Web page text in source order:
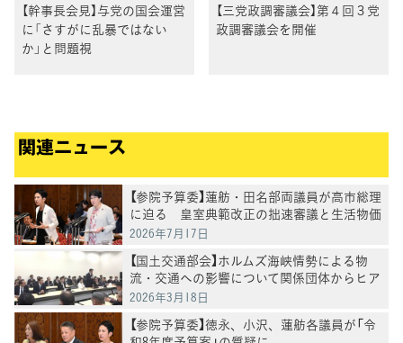
【幹事長会見】与党の国会運営
に「さすがに乱暴ではない
か」と問題視
【三党政調審議会】第４回３党
政調審議会を開催
関連ニュース
【参院予算委】蓮舫・田名部両議員が高市総理
に迫る 皇室典範改正の拙速審議と生活物価
対策を追及
2026年7月17日
【国土交通部会】ホルムズ海峡情勢による物
流・交通への影響について関係団体からヒア
リング
2026年3月18日
【参院予算委】徳永、小沢、蓮舫各議員が「令